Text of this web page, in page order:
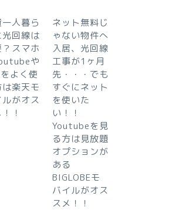
人暮ら
光回線は
？スマホ
や
よく使
は楽天モ
ルがオス
！
ネット無料じ
ゃない物件へ
入居、光回線
工事が1ヶ月
先・・・でも
すぐにネット
を使いた
い！！
Youtubeを見
る方は見放題
オプションが
ある
BIGLOBEモ
バイルがオス
スメ！！